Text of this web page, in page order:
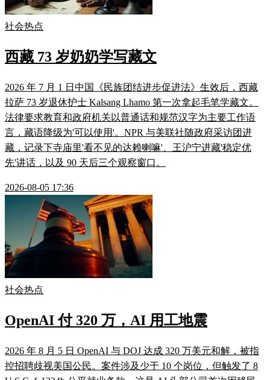
社会热点
西藏 73 岁奶奶学写藏文
2026 年 7 月 1 日中国《民族团结进步促进法》生效后，西藏
拉萨 73 岁退休护士 Kalsang Lhamo 第一次拿起毛笔学藏文。
法律要求教育和政府机关以普通话和规范汉字为主要工作语
言，藏语降级为'可以使用'。NPR 与美联社随政府采访团进
藏，记录下寺庙里'看不见的达赖喇嘛'、王沪宁进藏'稳定优
先'讲话，以及 90 天后三个观察窗口。
2026-08-05 17:36
社会热点
OpenAI 付 320 万，AI 用工地震
2026 年 8 月 5 日 OpenAI 与 DOJ 达成 320 万美元和解，被指
控招聘歧视美国公民。案件涉及少于 10 个岗位，但触发了 8